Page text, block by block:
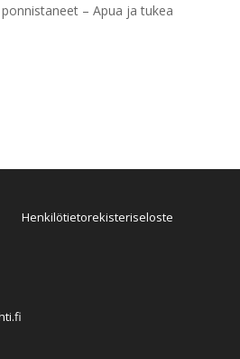
– Apua ja tukea
Henkilötietorekisteriseloste